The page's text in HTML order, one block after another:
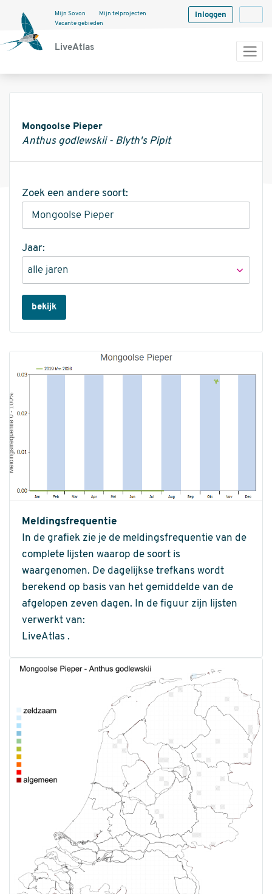
LiveAtlas
Mijn Sovon
Mijn telprojecten
Vacante gebieden
Inloggen
Mongoolse Pieper
Anthus godlewskii - Blyth's Pipit
Zoek een andere soort:
Jaar:
bekijk
Meldingsfrequentie
In de grafiek zie je de meldingsfrequentie van de
complete lijsten waarop de soort is
waargenomen. De dagelijkse trefkans wordt
berekend op basis van het gemiddelde van de
afgelopen zeven dagen. In de figuur zijn lijsten
verwerkt van:
LiveAtlas .